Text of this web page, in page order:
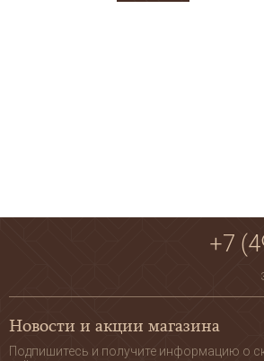
+7
Новости и акции магазина
Подпишитесь и получите информацию о